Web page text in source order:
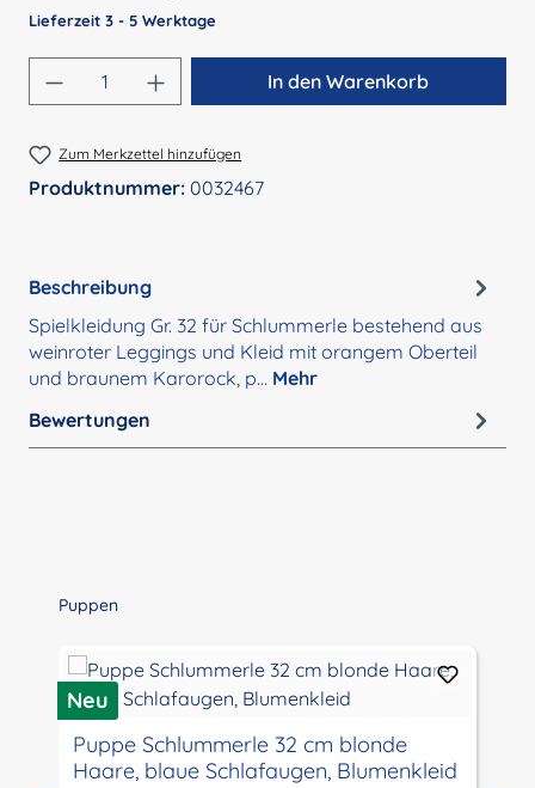
Lieferzeit 3 - 5 Werktage
Produkt Anzahl: Gib den gewünschten
In den Warenkorb
Zum Merkzettel hinzufügen
Produktnummer: 0032467
Beschreibung
Spielkleidung Gr. 32 für Schlummerle bestehend aus
weinroter Leggings und Kleid mit orangem Oberteil
und braunem Karorock, p… Mehr
Bewertungen
Produktgalerie überspringen
Puppen
Neu
Puppe Schlummerle 32 cm blonde
Haare, blaue Schlafaugen, Blumenkleid